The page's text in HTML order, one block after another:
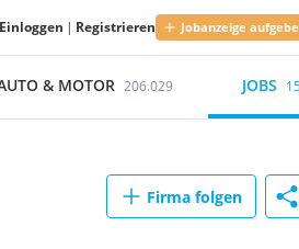
Einloggen | Registrieren Jobanzeige
& MOTOR 206.029 JOBS
Firma folgen